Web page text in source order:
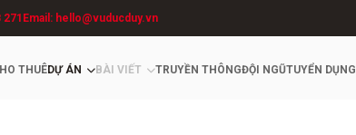
Email: hello@vuducduy.vn
THUÊDỰ ÁN BÀI VIẾT TRUYỀN THÔNGĐỘI NGŨTUYỂN DỤNG